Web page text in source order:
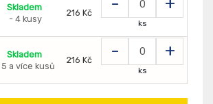
Skladem
- 4 kusy
216 Kč
ks
Skladem
a více kusů
216 Kč - +
ks